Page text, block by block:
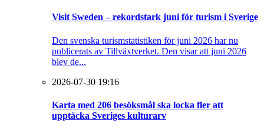
Visit Sweden – rekordstark juni för turism i Sverige
Den svenska turismstatistiken för juni 2026 har nu
publicerats av Tillväxtverket. Den visar att juni 2026
blev de...
2026-07-30 19:16
Karta med 206 besöksmål ska locka fler att
upptäcka Sveriges kulturarv